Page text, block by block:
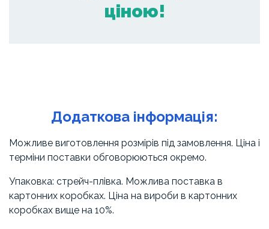
ціною!
Додаткова інформація:
Можливе виготовлення розмірів під замовлення. Ціна і
терміни поставки обговорюються окремо.
Упаковка: стрейч-плівка. Можлива поставка в
картонних коробках. Ціна на вироби в картонних
коробках вище на 10%.